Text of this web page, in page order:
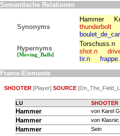
Semantische Relationen
Synonyms
Hammer
thunderbolt
Hypernyms
[Moving_Balls]
Torschuss.n
shot.n
tir.n
Frame-Elemente
SHOOTER [Player] SOURCE
LU SHOOTER
Hammer von Karel
Hammer von Klasnic
Hammer Sein